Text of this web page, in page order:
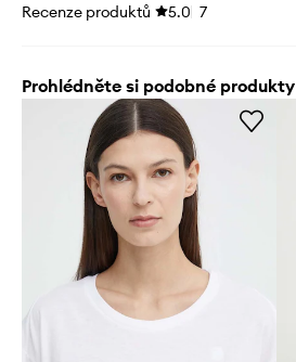
Recenze produktů 5.0 7
Prohlédněte si podobné produkty